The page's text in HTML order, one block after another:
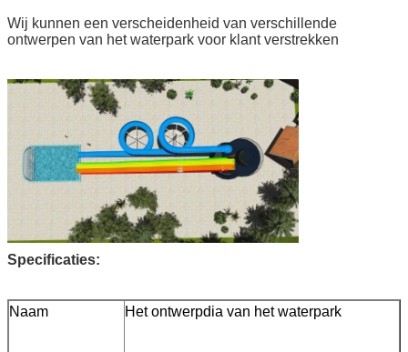
Wij kunnen een verscheidenheid van verschillende
ontwerpen van het waterpark voor klant verstrekken
Specificaties:
Naam Het ontwerpdia van het waterpark